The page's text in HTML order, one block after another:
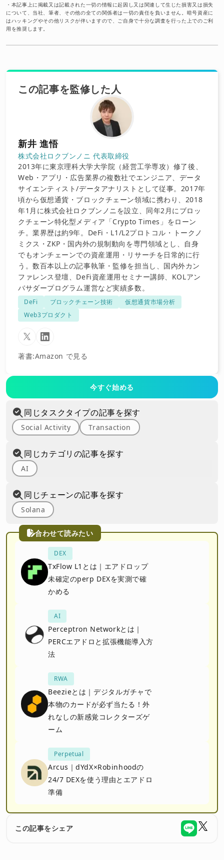
・ 本記事上に掲載又は記載された一切の情報に起因し又は関連して生じた損害又は損失
について、当社、筆者、その他の全ての関係者は一切の責任を負いません。暗号資産に
はハッキングやその他リスクが伴いますので、ご自身で十分な調査を行った上でのご利
用を推奨します。
この記事を監修した人
新井 進悟
株式会社ロクブンノニ 代表取締役
2013年に東京理科大学大学院（経営工学専攻）修了後、
Web・アプリ・広告業界の複数社でエンジニア、データ
サイエンティスト/データアナリストとして従事。2017年
頃から仮想通貨・ブロックチェーン領域に携わり、2018
年1月に株式会社ロクブンノニを設立、同年2月にブロッ
クチェーン特化型メディア「Crypto Times」をローン
チ。業界歴は約9年。DeFi・L1/L2プロトコル・トークノ
ミクス・ZKP・国内外の規制動向を専門領域とし、自身
でもオンチェーンでの資産運用・リサーチを日常的に行
う。数百本以上の記事執筆・監修を担当し、国内外カン
ファレンス登壇、DeFi資産運用セミナー講師、KOLアン
バサダープログラム運営など実績多数。
DeFi ブロックチェーン技術
仮想通貨市場分析
Web3プロダクト
著書:Amazon で見る
今すぐ始める
合わせて読みたい
DEX
TxFlow L1とは｜エアドロップ
未確定のperp DEXを実測で確
かめる
AI
Perceptron Networkとは｜
PERCエアドロと拡張機能導入方
法
RWA
Beezieとは｜デジタルガチャで
本物のカードが必ず当たる！外
れなしの新感覚コレクターズゲ
ーム
Perpetual
Arcus｜dYdX×Robinhoodの
24/7 DEXを使う理由とエアドロ
準備
同じタスクタイプの記事を探す
Social Activity Transaction
同じカテゴリの記事を探す
AI
同じチェーンの記事を探す
Solana
この記事をシェア